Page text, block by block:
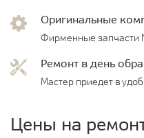
Оригинальные
Фирменные запчасти
Ремонт в день
Мастер приедет в
Цены на